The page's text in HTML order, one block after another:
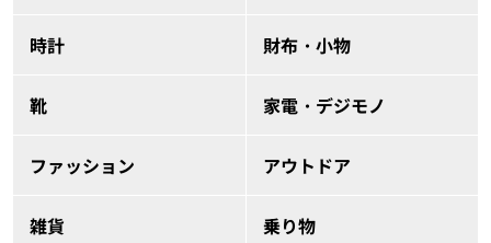
時計 財布・小物
靴 家電・デジモノ
ファッション アウトドア
雑貨 乗り物